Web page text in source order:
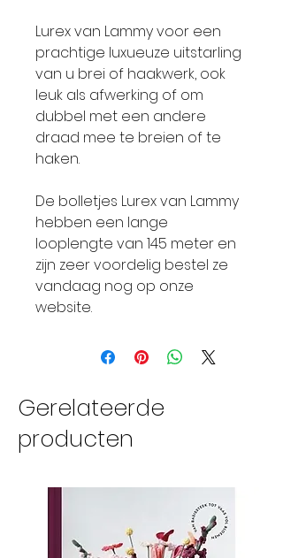
Lurex van Lammy voor een
prachtige luxueuze uitstarling
van u brei of haakwerk, ook
leuk als afwerking of om
dubbel met een andere
draad mee te breien of te
haken.
De bolletjes Lurex van Lammy
hebben een lange
looplengte van 145 meter en
zijn zeer voordelig bestel ze
vandaag nog op onze
website.
Gerelateerde
producten